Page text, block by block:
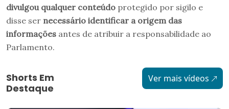
divulgou qualquer conteúdo protegido por sigilo e
disse ser necessário identificar a origem das
informações antes de atribuir a responsabilidade ao
Parlamento.
Shorts Em
Destaque
Ver mais vídeos